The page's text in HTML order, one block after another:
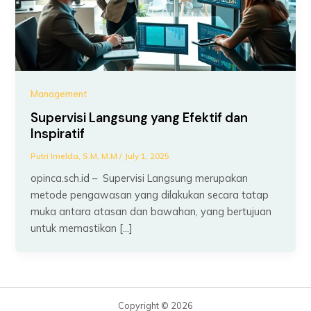
Management
Supervisi Langsung yang Efektif dan
Inspiratif
Putri Imelda, S.M, M.M/ July 1, 2025
opinca.sch.id – Supervisi Langsung merupakan
metode pengawasan yang dilakukan secara tatap
muka antara atasan dan bawahan, yang bertujuan
untuk memastikan […]
Copyright © 2026